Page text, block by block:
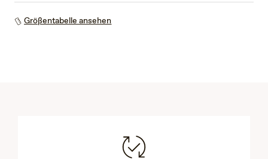
Größentabelle ansehen